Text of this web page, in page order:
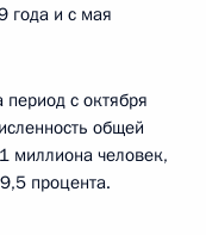
года и с мая
период с октября
общей
миллиона человек,
процента.